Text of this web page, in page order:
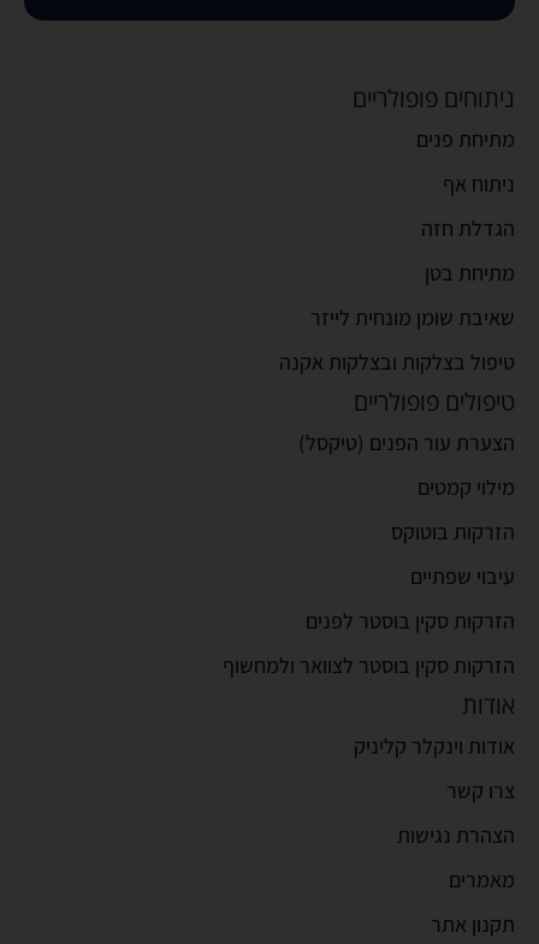
ניתוחים פופולריים
מתיחת פנים
ניתוח אף
הגדלת חזה
מתיחת בטן
שאיבת שומן מונחית לייזר
טיפול בצלקות ובצלקות אקנה
טיפולים פופולריים
הצערת עור הפנים (טיקסל)
מילוי קמטים
הזרקות בוטוקס
עיבוי שפתיים
הזרקות סקין בוסטר לפנים
הזרקות סקין בוסטר לצוואר ולמחשוף
אודות
אודות וינקלר קליניק
צרו קשר
הצהרת נגישות
מאמרים
תקנון אתר